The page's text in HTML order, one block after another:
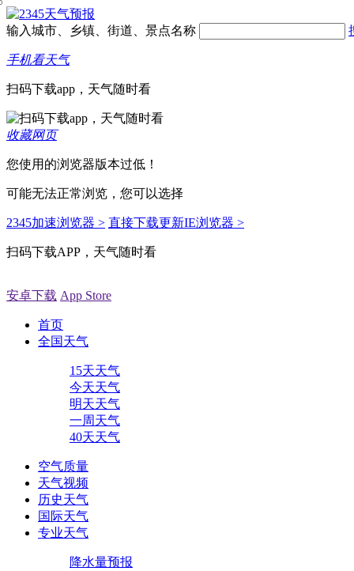
输入城市、乡镇、街道、景点名称
手机看天气
扫码下载app，天气随时看
收藏网页
您使用的浏览器版本过低！
可能无法正常浏览，您可以选择
2345加速浏览器 > 直接下载更新IE浏览器 >
扫码下载APP，天气随时看
安卓下载 App Store
首页
全国天气
15天天气
今天天气
明天天气
一周天气
40天天气
空气质量
天气视频
历史天气
国际天气
专业天气
降水量预报